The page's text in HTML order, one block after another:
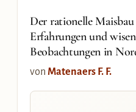
Der rationelle
Erfahrungen und
Beobachtungen in
von Matenaers F. F.